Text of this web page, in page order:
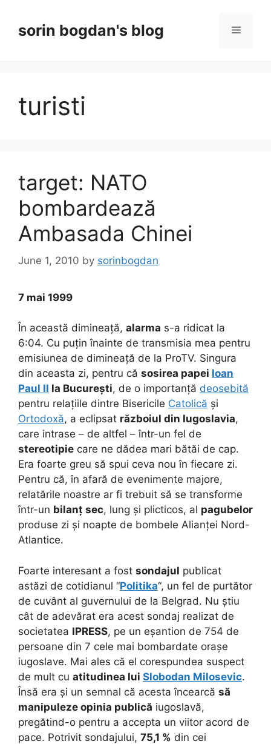
contentsorin bogdan's blog Menu
turisti
target: NATO
bombardează
Ambasada Chinei
June 1, 2010 by sorinbogdan
7 mai 1999
În această dimineață, alarma s-a ridicat la
6:04. Cu puțin înainte de transmisia mea pentru
emisiunea de dimineață de la ProTV. Singura
din aceasta zi, pentru că sosirea papei Ioan
Paul II la București, de o importanță deosebită
pentru relațiile dintre Bisericile Catolică și
Ortodoxă, a eclipsat războiul din Iugoslavia,
care intrase – de altfel – într-un fel de
stereotipie care ne dădea mari bătăi de cap.
Era foarte greu să spui ceva nou în fiecare zi.
Pentru că, în afară de evenimente majore,
relatările noastre ar fi trebuit să se transforme
într-un bilanț sec, lung și plicticos, al pagubelor
produse zi și noapte de bombele Alianței Nord-
Atlantice.
Foarte interesant a fost sondajul publicat
astăzi de cotidianul “Politika“, un fel de purtător
de cuvânt al guvernului de la Belgrad. Nu știu
cât de adevărat era acest sondaj realizat de
societatea IPRESS, pe un eșantion de 754 de
persoane din 7 cele mai bombardate orașe
iugoslave. Mai ales că el corespundea suspect
de mult cu atitudinea lui Slobodan Milosevic.
Însă era și un semnal că acesta încearcă să
manipuleze opinia publică iugoslavă,
pregătind-o pentru a accepta un viitor acord de
pace. Potrivit sondajului, 75,1 % din cei